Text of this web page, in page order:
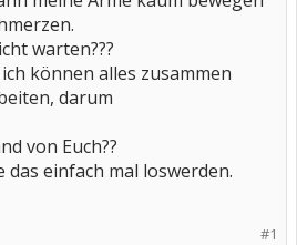
warten???
können alles zusammen
darum
von Euch??
einfach mal loswerden.
#1